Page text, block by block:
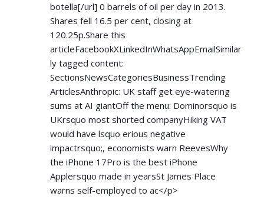
botella[/url] 0 barrels of oil per day in 2013.
Shares fell 16.5 per cent, closing at
120.25p.Share this
articleFacebookXLinkedInWhatsAppEmailSimilar
ly tagged content:
SectionsNewsCategoriesBusinessTrending
ArticlesAnthropic: UK staff get eye-watering
sums at AI giantOff the menu: Dominorsquo is
UKrsquo most shorted companyHiking VAT
would have lsquo erious negative
impactrsquo;, economists warn ReevesWhy
the iPhone 17Pro is the best iPhone
Applersquo made in yearsSt James Place
warns self-employed to ac</p>